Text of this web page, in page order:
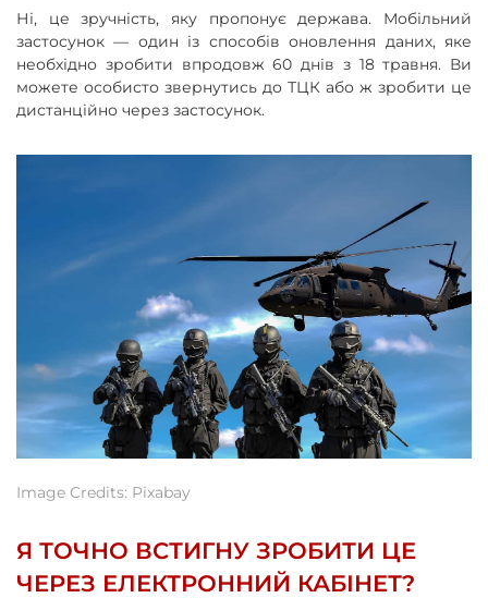
Ні, це зручність, яку пропонує держава. Мобільний
застосунок — один із способів оновлення даних, яке
необхідно зробити впродовж 60 днів з 18 травня. Ви
можете особисто звернутись до ТЦК або ж зробити це
дистанційно через застосунок.
Image Credits: Pixabay
Я ТОЧНО ВСТИГНУ ЗРОБИТИ ЦЕ
ЧЕРЕЗ ЕЛЕКТРОННИЙ КАБІНЕТ?